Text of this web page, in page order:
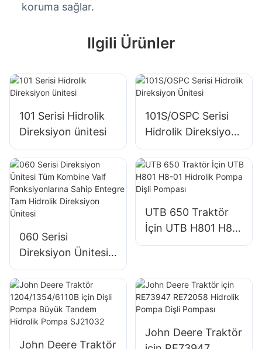
koruma sağlar.
Ilgili Ürünler
101 Serisi Hidrolik
Direksiyon ünitesi
101S/OSPC Serisi
Hidrolik Direksiyon
Ünitesi
060 Serisi
Direksiyon Ünitesi
Tüm Kombine Valf
Fonksiyonlarına
Sahip Entegre Tam
Hidrolik Direksiyon
UTB 650 Traktör
İçin UTB H801 H8-
01 Hidrolik Pompa
John Deere Traktör
John Deere Traktör